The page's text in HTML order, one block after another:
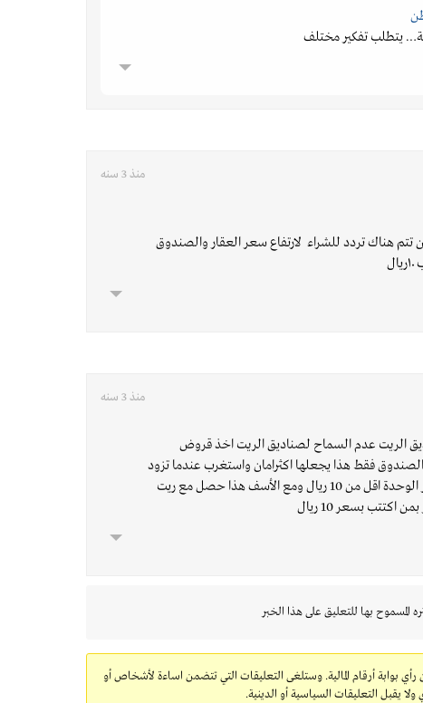
يتطلب تفكير مختلف
منذ 3 سنه
تتم هناك تردد للشراء لارتفاع سعر العقار والصندوق
منذ 3 سنه
الريت عدم السماح لصناديق الريت اخذ قروض
فقط هذا يجعلها اكثرامان واستغرب عندما تزود
بعض الصناديق رأس المال بسعر الوحدة اقل من 10 ريال ومع الأسف هذا حصل مع ريت
بسعر 10 ريال
المسموح بها للتعليق على هذا الخبر
بوابة أرقام المالية. وستلغى التعليقات التي تتضمن اساءة لأشخاص أو
يقبل التعليقات السياسية أو الدينية.